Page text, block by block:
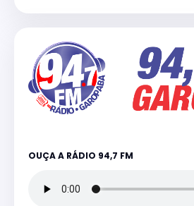
OUÇA A RÁDIO 94,7 FM